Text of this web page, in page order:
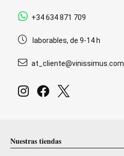
+34 634 871 709
laborables, de 9-14 h
at_cliente@vinissimus.com
Nuestras tiendas